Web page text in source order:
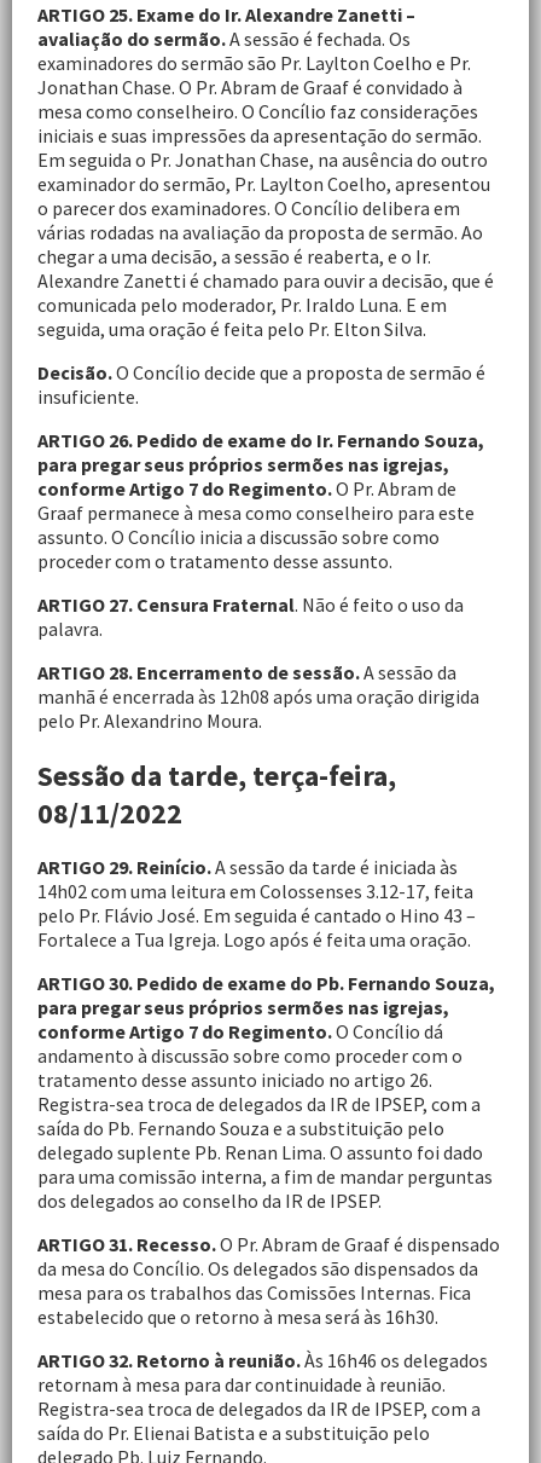
ARTIGO 25. Exame do Ir. Alexandre Zanetti –
avaliação do sermão.A sessão é fechada. Os
examinadores do sermão são Pr. Laylton Coelho e Pr.
Jonathan Chase. O Pr. Abram de Graaf é convidado à
mesa como conselheiro. O Concílio faz considerações
iniciais e suas impressões da apresentação do sermão.
Em seguida o Pr. Jonathan Chase, na ausência do outro
examinador do sermão, Pr. Laylton Coelho, apresentou
o parecer dos examinadores. O Concílio delibera em
várias rodadas na avaliação da proposta de sermão. Ao
chegar a uma decisão, a sessão é reaberta, e o Ir.
Alexandre Zanetti é chamado para ouvir a decisão, que é
comunicada pelo moderador, Pr. Iraldo Luna. E em
seguida, uma oração é feita pelo Pr. Elton Silva.
Decisão.O Concílio decide que a proposta de sermão é
insuficiente.
ARTIGO 26. Pedido de exame do Ir. Fernando Souza,
para pregar seus próprios sermões nas igrejas,
conforme Artigo 7 do Regimento.O Pr. Abram de
Graaf permanece à mesa como conselheiro para este
assunto. O Concílio inicia a discussão sobre como
proceder com o tratamento desse assunto.
ARTIGO 27. Censura Fraternal. Não é feito o uso da
palavra.
ARTIGO 28. Encerramento de sessão.A sessão da
manhã é encerrada às 12h08 após uma oração dirigida
pelo Pr. Alexandrino Moura.
Sessão da tarde, terça-feira,
08/11/2022
ARTIGO 29. Reinício.A sessão da tarde é iniciada às
14h02 com uma leitura em Colossenses 3.12-17, feita
pelo Pr. Flávio José. Em seguida é cantado o Hino 43 –
Fortalece a Tua Igreja. Logo após é feita uma oração.
ARTIGO 30. Pedido de exame do Pb. Fernando Souza,
para pregar seus próprios sermões nas igrejas,
conforme Artigo 7 do Regimento.O Concílio dá
andamento à discussão sobre como proceder com o
tratamento desse assunto iniciado no artigo 26.
Registra-sea troca de delegados da IR de IPSEP, com a
saída do Pb. Fernando Souza e a substituição pelo
delegado suplente Pb. Renan Lima. O assunto foi dado
para uma comissão interna, a fim de mandar perguntas
dos delegados ao conselho da IR de IPSEP.
ARTIGO 31. Recesso.O Pr. Abram de Graaf é dispensado
da mesa do Concílio. Os delegados são dispensados da
mesa para os trabalhos das Comissões Internas. Fica
estabelecido que o retorno à mesa será às 16h30.
ARTIGO 32. Retorno à reunião.Às 16h46 os delegados
retornam à mesa para dar continuidade à reunião.
Registra-sea troca de delegados da IR de IPSEP, com a
saída do Pr. Elienai Batista e a substituição pelo
delegado Pb. Luiz Fernando.